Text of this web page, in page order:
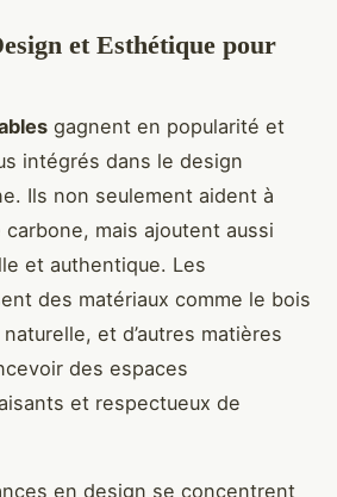
et Esthétique pour
gagnent en popularité et
intégrés dans le design
Ils non seulement aident à
carbone, mais ajoutent aussi
et authentique. Les
des matériaux comme le bois
et d’autres matières
des espaces
et respectueux de
en design se concentrent